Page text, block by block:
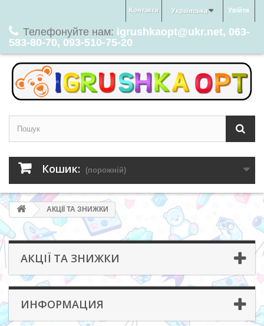
Увійти
Українська
Контакти
Телефонуйте нам: igrushkaopt@ukr.net, 063-
583-80-70, 093-510-75-20
Кошик: (порожній)
АКЦІЇ ТА ЗНИЖКИ
АКЦІЇ ТА ЗНИЖКИ
ИНФОРМАЦИЯ